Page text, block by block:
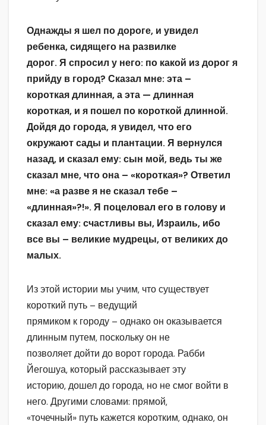
Однажды я шел по дороге, и увидел
ребенка, сидящего на развилке
дорог. Я спросил у него: по какой из дорог я
прийду в город? Сказал мне: эта –
короткая длинная, а эта — длинная
короткая, и я пошел по короткой длинной.
Дойдя до города, я увидел, что его
окружают сады и плантации. Я вернулся
назад, и сказал ему: сын мой, ведь ты же
сказал мне, что она – «короткая»? Ответил
мне: «а разве я не сказал тебе –
«длинная»?!». Я поцеловал его в голову и
сказал ему: счастливы вы, Израиль, ибо
все вы – великие мудрецы, от великих до
малых.
Из этой истории мы учим, что существует
короткий путь – ведущий
прямиком к городу – однако он оказывается
длинным путем, поскольку он не
позволяет дойти до ворот города. Рабби
Йегошуа, который рассказывает эту
историю, дошел до города, но не смог войти в
него. Другими словами: прямой,
«точечный» путь кажется коротким, однако, он